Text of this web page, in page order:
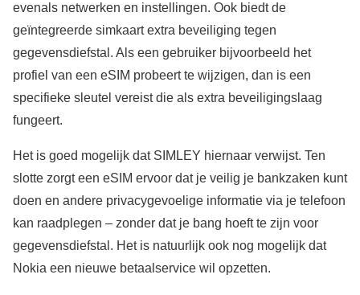
evenals netwerken en instellingen. Ook biedt de
geïntegreerde simkaart extra beveiliging tegen
gegevensdiefstal. Als een gebruiker bijvoorbeeld het
profiel van een eSIM probeert te wijzigen, dan is een
specifieke sleutel vereist die als extra beveiligingslaag
fungeert.
Het is goed mogelijk dat SIMLEY hiernaar verwijst. Ten
slotte zorgt een eSIM ervoor dat je veilig je bankzaken kunt
doen en andere privacygevoelige informatie via je telefoon
kan raadplegen – zonder dat je bang hoeft te zijn voor
gegevensdiefstal. Het is natuurlijk ook nog mogelijk dat
Nokia een nieuwe betaalservice wil opzetten.